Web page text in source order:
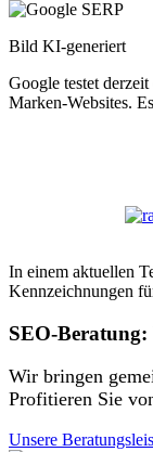
Bild KI-generiert
Google testet
Marken-Websites.
In einem aktuellen
Kennzeichnungen
SEO-
Wir bringen
Profitieren Sie
Unsere